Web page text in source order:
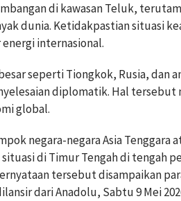
di kawasan Teluk,
dunia. Ketidakpastian situasi
internasional.
seperti Tiongkok, Rusia, dan
diplomatik. Hal
global.
negara-negara Asia Tenggara
di Timur Tengah di tengah
tersebut disampaikan
dari Anadolu, Sabtu 9 Mei